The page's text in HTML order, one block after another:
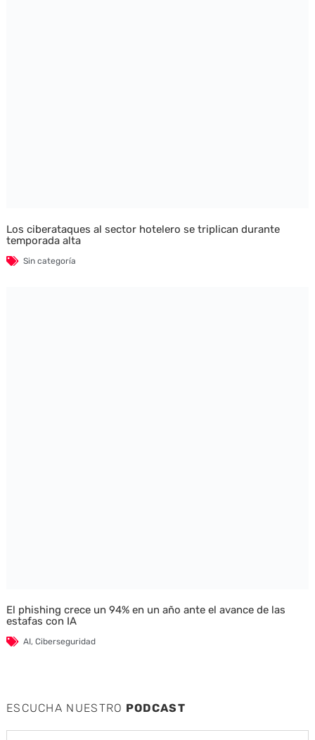
Los ciberataques al sector hotelero se triplican durante
temporada alta
Sin categoría
El phishing crece un 94% en un año ante el avance de las
estafas con IA
AI, Ciberseguridad
ESCUCHA NUESTRO PODCAST